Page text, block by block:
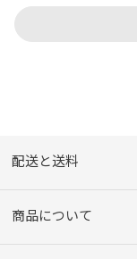
配送と送料
商品について